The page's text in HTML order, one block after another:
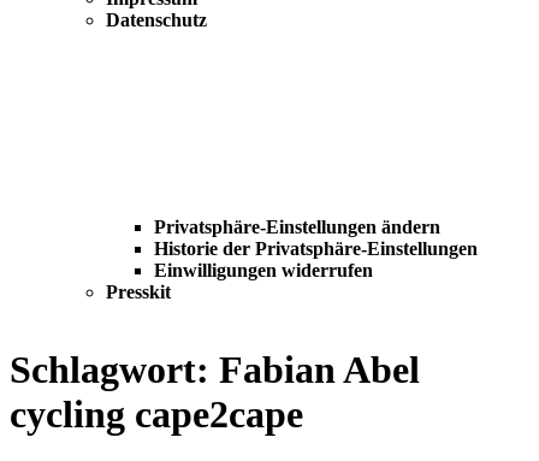
Datenschutz
Privatsphäre-Einstellungen ändern
Historie der Privatsphäre-Einstellungen
Einwilligungen widerrufen
Presskit
Schlagwort: Fabian Abel
cycling cape2cape